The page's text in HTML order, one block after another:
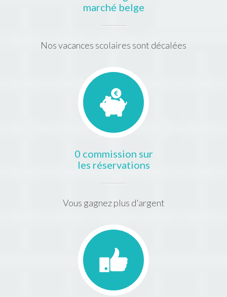
marché belge
Nos vacances scolaires sont décalées
0 commission sur
les réservations
Vous gagnez plus d'argent